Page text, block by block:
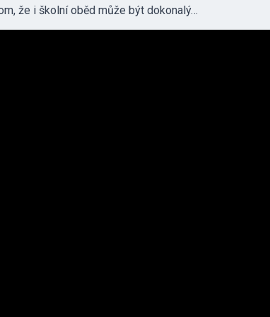
že i školní oběd může být dokonalý…